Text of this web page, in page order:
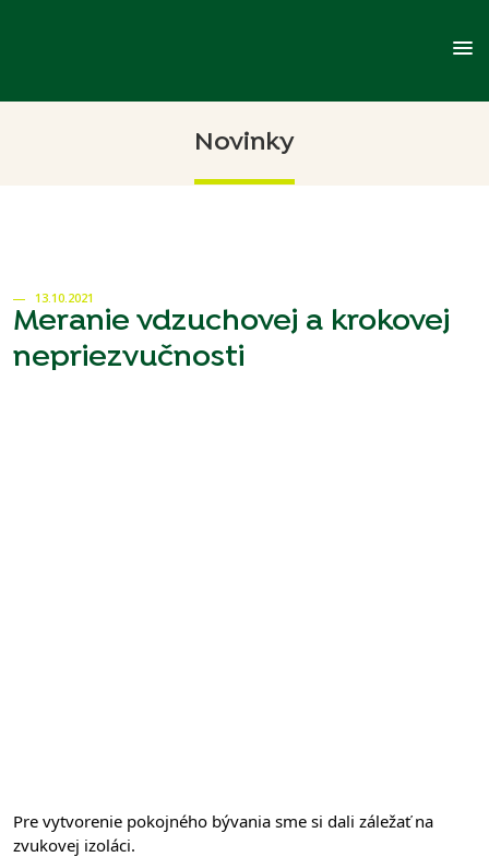
menu
Novinky
13.10.2021
Meranie vdzuchovej a krokovej
nepriezvučnosti
Pre vytvorenie pokojného bývania sme si dali záležať na
zvukovej izoláci.